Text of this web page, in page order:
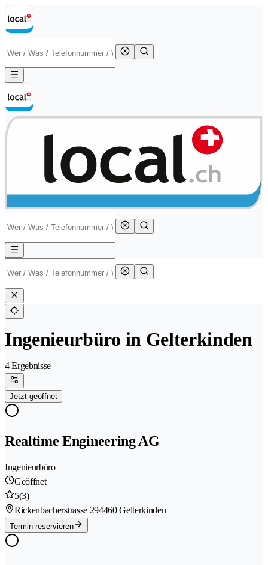
Ingenieurbüro in Gelterkinden
4 Ergebnisse
Jetzt geöffnet
Realtime Engineering AG
Ingenieurbüro
Geöffnet
5(3)
Rickenbacherstrasse 294460 Gelterkinden
Termin reservieren